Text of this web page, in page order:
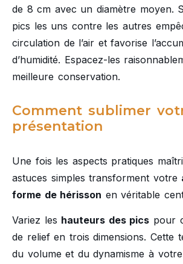
de 8 cm avec un diamètre moyen.
pics les uns contre les autres
circulation de l’air et favorise
d’humidité. Espacez-les
meilleure conservation.
Comment sublimer
présentation
Une fois les aspects pratiques
astuces simples transforment votre
forme de hérisson en véritable
Variez les hauteurs des pics pour
de relief en trois dimensions. Cette
du volume et du dynamisme à